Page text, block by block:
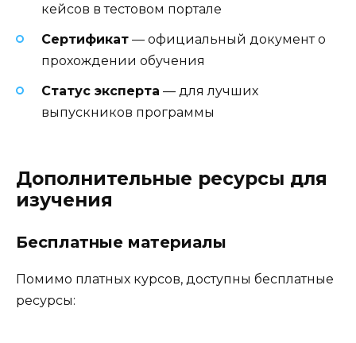
кейсов в тестовом портале
Сертификат — официальный документ о
прохождении обучения
Статус эксперта — для лучших
выпускников программы
Дополнительные ресурсы для
изучения
Бесплатные материалы
Помимо платных курсов, доступны бесплатные
ресурсы: